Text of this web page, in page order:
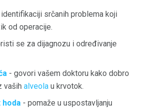
srčanih problema koji
od operacije.
se za dijagnozu i određivanje
- govori vašem doktoru kako dobro
vaših alveola u krvotok.
- pomaže u uspostavljanju